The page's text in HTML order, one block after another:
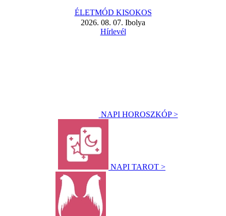
ÉLETMÓD KISOKOS
2026. 08. 07. Ibolya
Hírlevél
NAPI HOROSZKÓP >
NAPI TAROT >